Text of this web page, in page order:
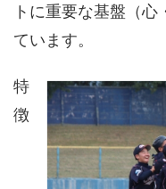
トに重要な基盤（
ています。
特
徴